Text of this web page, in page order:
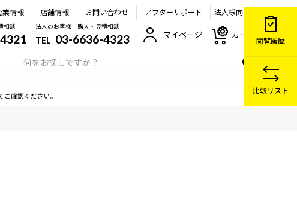
業情報 店舗情報 お問い合わせ アフターサポート 法人様向け
相談 法人のお客様 購入・見積相談
TEL 03-6636-4323 マイページ カート
確認ください。
閲覧履歴
比較リスト